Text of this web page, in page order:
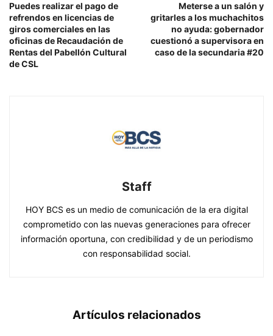
Puedes realizar el pago de
refrendos en licencias de
giros comerciales en las
oficinas de Recaudación de
Rentas del Pabellón Cultural
de CSL
Meterse a un salón y
gritarles a los muchachitos
no ayuda: gobernador
cuestionó a supervisora en
caso de la secundaria #20
Staff
HOY BCS es un medio de comunicación de la era digital
comprometido con las nuevas generaciones para ofrecer
información oportuna, con credibilidad y de un periodismo
con responsabilidad social.
Artículos relacionados